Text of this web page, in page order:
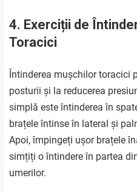
4. Exerciții de
Toracici
Întinderea mușchilor toracici
posturii și la reducerea
simplă este întinderea în
brațele întinse în lateral și
Apoi, împingeți ușor brațele
simțiți o întindere în partea
umerilor.